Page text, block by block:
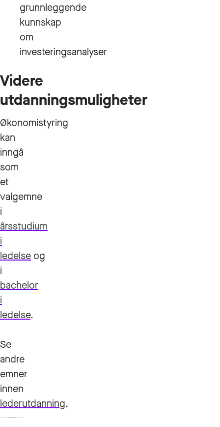
grunnleggende
kunnskap
om
investeringsanalyser
Videre
utdanningsmuligheter
Økonomistyring
kan
inngå
som
et
valgemne
i
årsstudium
i
ledelse og
i
bachelor
i
ledelse.
Se
andre
emner
innen
lederutdanning.